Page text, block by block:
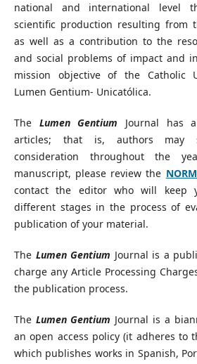
national and international level
scientific production resulting from
as well as a contribution to the
and social problems of impact and
mission objective of the Catholic
Lumen Gentium- Unicatólica.
The Lumen Gentium Journal has
articles; that is, authors may
consideration throughout the
manuscript, please review the
contact the editor who will keep
different stages in the process of
publication of your material.
The Lumen Gentium Journal is a
charge any Article Processing
the publication process.
The Lumen Gentium Journal is a
an open access policy (it adheres to
which publishes works in Spanish,